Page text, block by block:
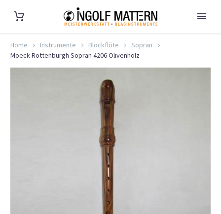
Home Instrumente Blockflöte
Sopran
Moeck Rottenburgh Sopran 4206 Olivenholz